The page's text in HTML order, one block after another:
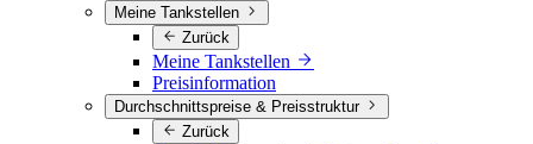
Meine Tankstellen
Zurück
Meine Tankstellen
Preisinformation
Durchschnittspreise & Preisstruktur
Zurück